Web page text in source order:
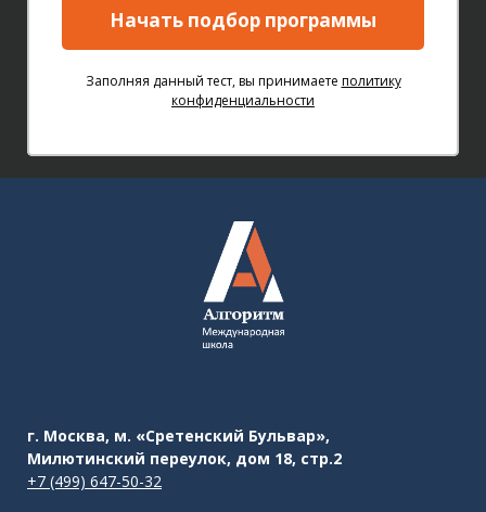
Начать подбор программы
Заполняя данный тест, вы принимаете политику
конфиденциальности
г. Москва, м. «Сретенский Бульвар»,
Милютинский переулок, дом 18, стр.2
+7 (499) 647-50-32